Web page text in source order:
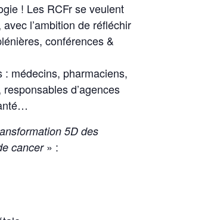
! Les RCFr se veulent
l’ambition de réfléchir
conférences &
médecins, pharmaciens,
d’agences
5D des
cancer» :